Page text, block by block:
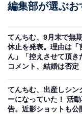
編集部が選ぶお
てんちむ、9月末で無
休止を発表。理由は「
ん」「控えさせて頂き
コメント、結婚は否定
てんちむ、出産しシン
ーになっていた！ 活
告。近影ショットも公